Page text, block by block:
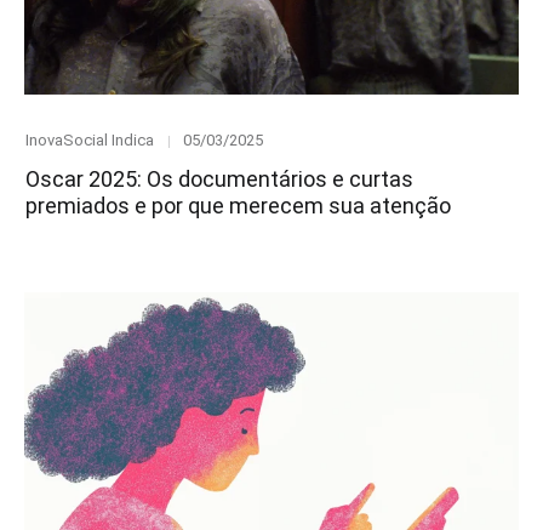
Category
InovaSocial Indica
Posted
05/03/2025
Oscar 2025: Os documentários e curtas
premiados e por que merecem sua atenção